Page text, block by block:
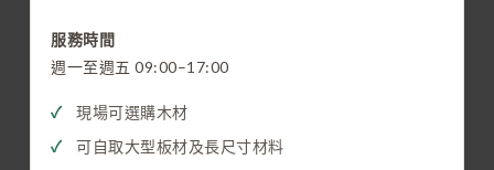
服務時間
週一至週五 09:00–17:00
現場可選購木材
可自取大型板材及長尺寸材料